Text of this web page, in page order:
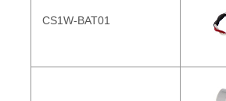
CS1W-BAT01